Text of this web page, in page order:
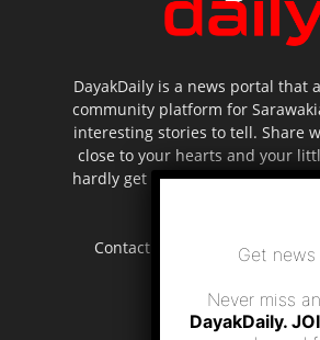
DayakDaily is a news portal that
community platform for
interesting stories to tell. Share
close to your hearts and your
hardly get to be highlighted in
Contact us: Get news
Never miss
DayakDaily.